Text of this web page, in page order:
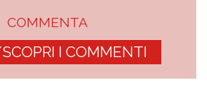
COMMENTA
I COMMENTI